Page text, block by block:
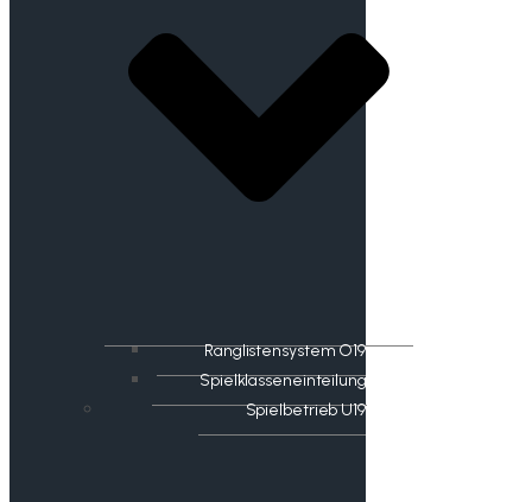
Ranglistensystem O19
Spielklasseneinteilung
Spielbetrieb U19